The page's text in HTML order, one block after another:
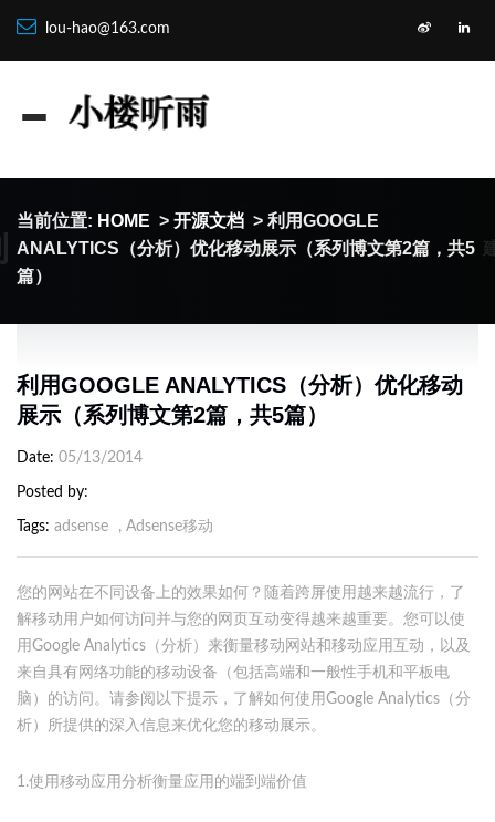
lou-hao@163.com
当前位置: HOME > 开源文档 > 利用GOOGLE
ANALYTICS（分析）优化移动展示（系列博文第2篇，共5
篇）
利用GOOGLE ANALYTICS（分析）优化移动
展示（系列博文第2篇，共5篇）
Date 05/13/2014
Posted by
Tags adsense , Adsense移动
您的网站在不同设备上的效果如何？随着跨屏使用越来越流行，了
解移动用户如何访问并与您的网页互动变得越来越重要。您可以使
用Google Analytics（分析）来衡量移动网站和移动应用互动，以及
来自具有网络功能的移动设备（包括高端和一般性手机和平板电
脑）的访问。请参阅以下提示，了解如何使用Google Analytics（分
析）所提供的深入信息来优化您的移动展示。
1.使用移动应用分析衡量应用的端到端价值